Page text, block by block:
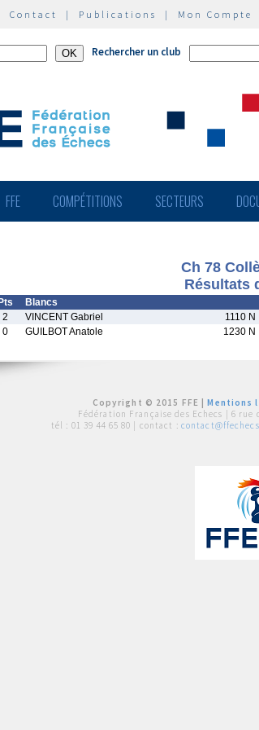
Contact | Publications | Mon Compte
Rechercher un club
FFE COMPÉTITIONS SECTEURS
Ch 78
Résultats
Pts Blancs
2 VINCENT Gabriel 1110 N
0 GUILBOT Anatole 1230 N
Copyright © 2015 FFE |Mentions
Fédération Française des Echecs | 6 rue
tél : 01 39 44 65 80 | contact :